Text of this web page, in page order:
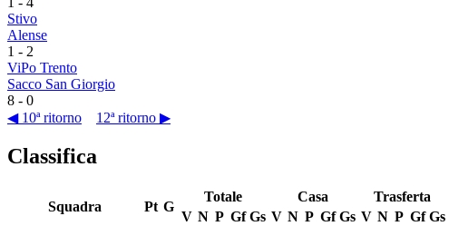
Stivo
Alense
1 - 2
ViPo Trento
Sacco San Giorgio
8 - 0
◀ 10ª ritorno
12ª ritorno ▶
Classifica
Squadra Pt G
Totale Casa Trasferta
V N P Gf Gs V N P Gf Gs V N P Gf Gs